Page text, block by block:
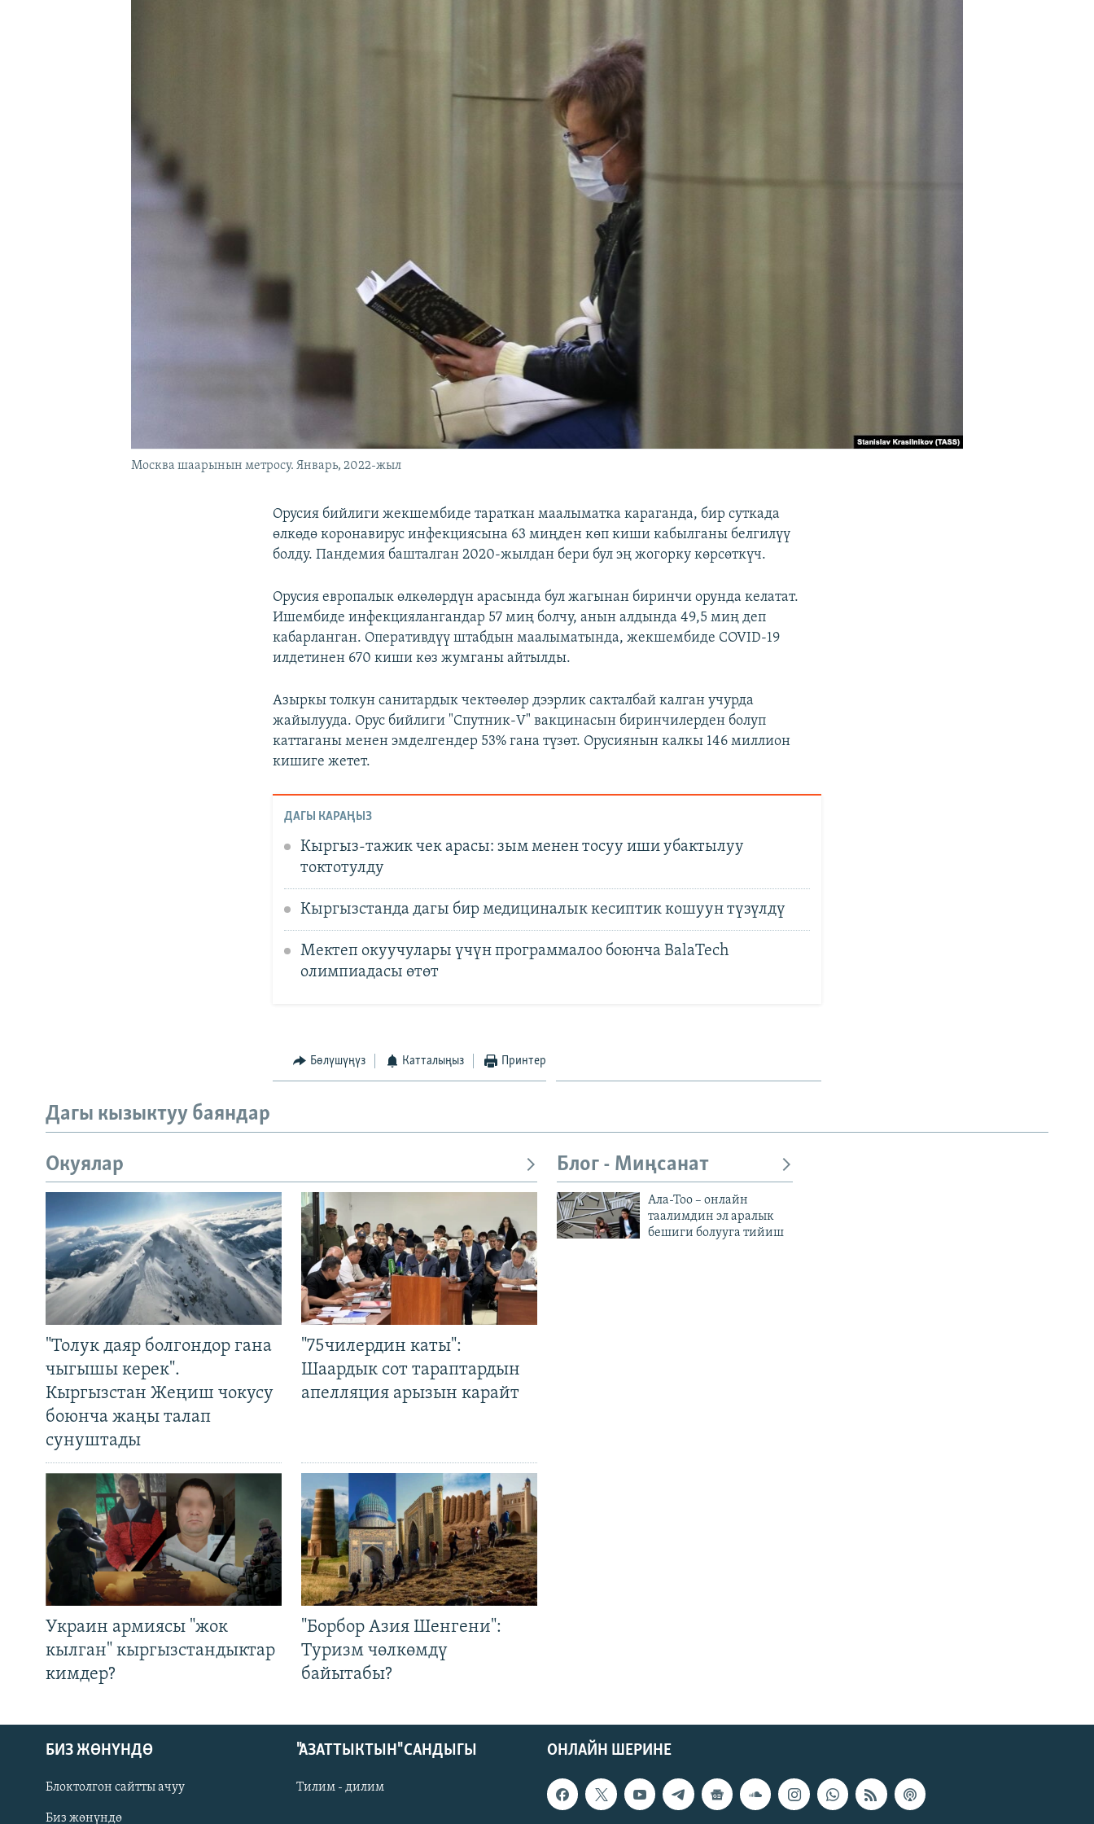
Москва шаарынын метросу. Январь, 2022-жыл
Орусия бийлиги жекшембиде тараткан маалыматка караганда, бир суткада
өлкөдө коронавирус инфекциясына 63 миңден көп киши кабылганы белгилүү
болду. Пандемия башталган 2020-жылдан бери бул эң жогорку көрсөткүч.
Орусия европалык өлкөлөрдүн арасында бул жагынан биринчи орунда келатат.
Ишембиде инфекциялангандар 57 миң болчу, анын алдында 49,5 миң деп
кабарланган. Оперативдүү штабдын маалыматында, жекшембиде COVID-19
илдетинен 670 киши көз жумганы айтылды.
Азыркы толкун санитардык чектөөлөр дээрлик сакталбай калган учурда
жайылууда. Орус бийлиги "Спутник-V" вакцинасын биринчилерден болуп
каттаганы менен эмделгендер 53% гана түзөт. Орусиянын калкы 146 миллион
кишиге жетет.
ДАГЫ КАРАҢЫЗ
Кыргыз-тажик чек арасы: зым менен тосуу иши убактылуу
токтотулду
Кыргызстанда дагы бир медициналык кесиптик кошуун түзүлдү
Мектеп окуучулары үчүн программалоо боюнча BalaTech
олимпиадасы өтөт
Бөлүшүңүз Катталыңыз Принтер
Дагы кызыктуу баяндар
Окуялар
"Толук даяр болгондор гана
чыгышы керек".
Кыргызстан Жеңиш чокусу
боюнча жаңы талап
сунуштады
"75чилердин каты":
Шаардык сот тараптардын
апелляция арызын карайт
Украин армиясы "жок
кылган" кыргызстандыктар
кимдер?
"Борбор Азия Шенгени":
Туризм чөлкөмдү
байытабы?
Блог - Миңсанат
Ала-Тоо – онлайн
таалимдин эл аралык
бешиги болууга тийиш
ОНЛАЙН ШЕРИНЕ
БИЗ ЖӨНҮНДӨ
Блоктолгон сайтты ачуу
Биз жөнүндө
"АЗАТТЫКТЫН" САНДЫГЫ
Тилим - дилим